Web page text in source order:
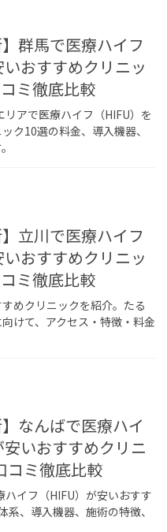
】群馬で医療ハイフ
いおすすめクリニッ
ミ徹底比較
リアで医療ハイフ（HIFU）を
ク10選の料金、導入機器、
】立川で医療ハイフ
いおすすめクリニッ
ミ徹底比較
めクリニックを紹介。たる
けて、アクセス・特徴・料金
】なんばで医療ハイ
いおすすめクリニ
コミ徹底比較
ハイフ（HIFU）が安いおすす
、導入機器、施術の特徴、